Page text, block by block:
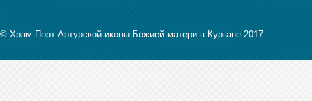
© Храм Порт-Артурской иконы Божией матери в Кургане 2017